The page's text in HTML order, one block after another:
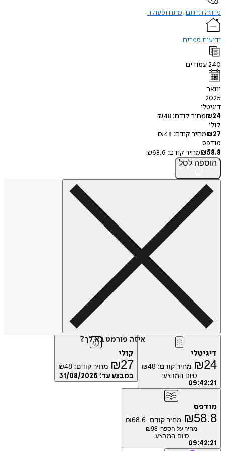
תרגום מתח ופעולה
ספרים
קודם:
₪48
קודם: ₪48
מחיר קודם: ₪68.6
לסל
איזה פורמט בא לך?
₪ מחיר קודם: ₪48
סיום המבצע:
09
₪ 27 מחיר קודם: ₪48
במבצע עד:31/08/2026
₪ מחיר קודם: ₪68.6
מחיר על הספר: ₪98
סיום המבצע:
09